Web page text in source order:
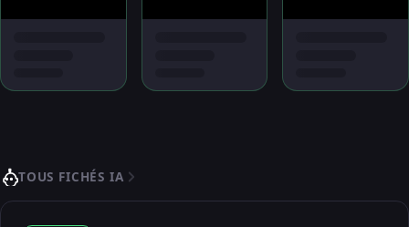
TOUS FICHÉS IA